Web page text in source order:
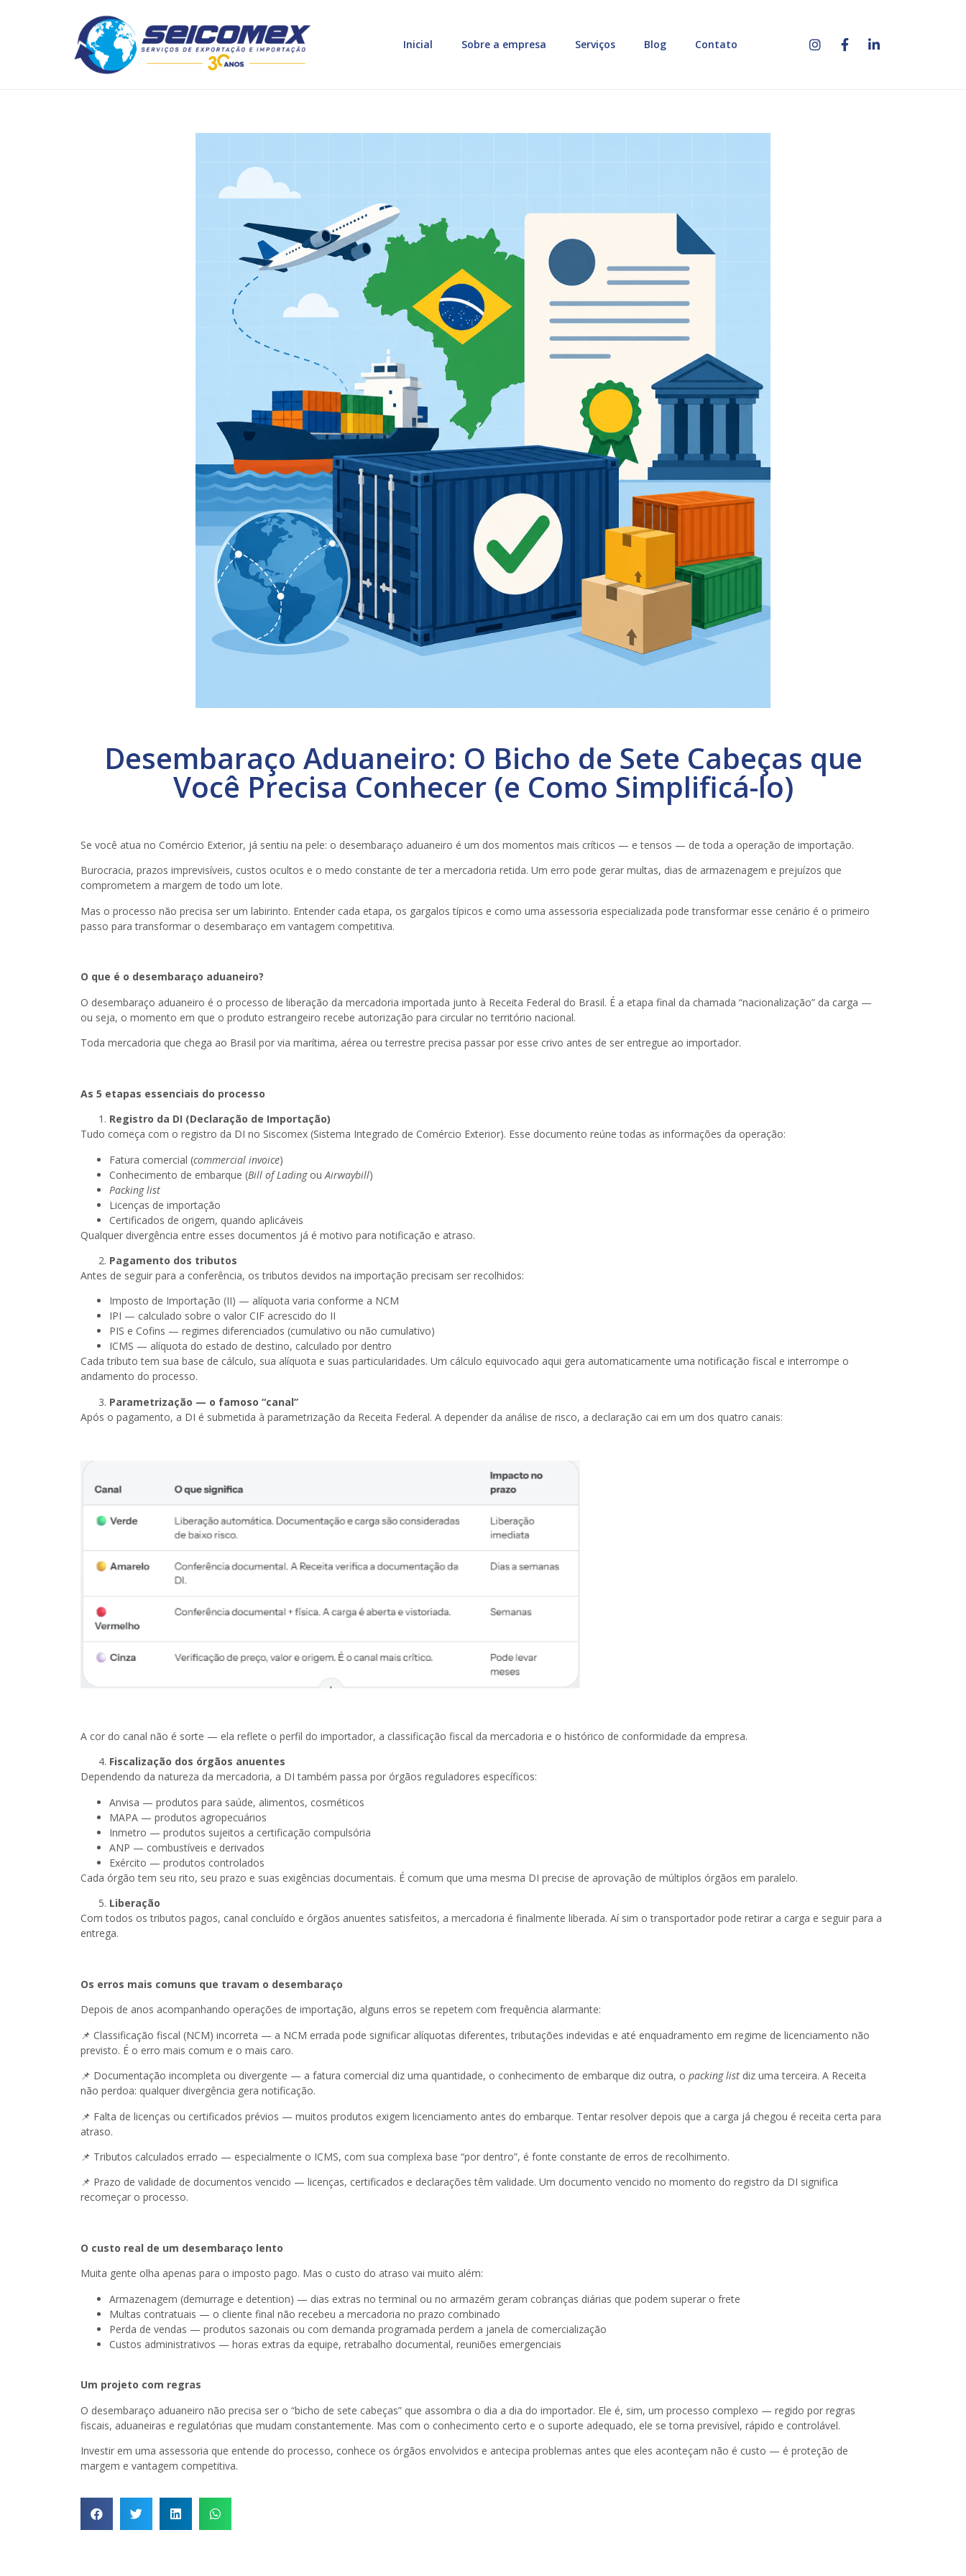
Inicial Sobre a empresa Serviços Blog Contato
Desembaraço Aduaneiro: O Bicho de Sete Cabeças que
Você Precisa Conhecer (e Como Simplificá-lo)
Se você atua no Comércio Exterior, já sentiu na pele: o desembaraço aduaneiro é um dos momentos mais críticos — e tensos — de toda a operação de importação.
Burocracia, prazos imprevisíveis, custos ocultos e o medo constante de ter a mercadoria retida. Um erro pode gerar multas, dias de armazenagem e prejuízos que
comprometem a margem de todo um lote.
Mas o processo não precisa ser um labirinto. Entender cada etapa, os gargalos típicos e como uma assessoria especializada pode transformar esse cenário é o primeiro
passo para transformar o desembaraço em vantagem competitiva.
O que é o desembaraço aduaneiro?
O desembaraço aduaneiro é o processo de liberação da mercadoria importada junto à Receita Federal do Brasil. É a etapa final da chamada “nacionalização” da carga —
ou seja, o momento em que o produto estrangeiro recebe autorização para circular no território nacional.
Toda mercadoria que chega ao Brasil por via marítima, aérea ou terrestre precisa passar por esse crivo antes de ser entregue ao importador.
As 5 etapas essenciais do processo
Registro da DI (Declaração de Importação)
Tudo começa com o registro da DI no Siscomex (Sistema Integrado de Comércio Exterior). Esse documento reúne todas as informações da operação:
Fatura comercial (commercial invoice)
Conhecimento de embarque (Bill of Ladingou Airwaybill)
Packing list
Licenças de importação
Certificados de origem, quando aplicáveis
Qualquer divergência entre esses documentos já é motivo para notificação e atraso.
Pagamento dos tributos
Antes de seguir para a conferência, os tributos devidos na importação precisam ser recolhidos:
Imposto de Importação (II) — alíquota varia conforme a NCM
IPI — calculado sobre o valor CIF acrescido do II
PIS e Cofins — regimes diferenciados (cumulativo ou não cumulativo)
ICMS — alíquota do estado de destino, calculado por dentro
Cada tributo tem sua base de cálculo, sua alíquota e suas particularidades. Um cálculo equivocado aqui gera automaticamente uma notificação fiscal e interrompe o
andamento do processo.
Parametrização — o famoso “canal”
Após o pagamento, a DI é submetida à parametrização da Receita Federal. A depender da análise de risco, a declaração cai em um dos quatro canais:
A cor do canal não é sorte — ela reflete o perfil do importador, a classificação fiscal da mercadoria e o histórico de conformidade da empresa.
Fiscalização dos órgãos anuentes
Dependendo da natureza da mercadoria, a DI também passa por órgãos reguladores específicos:
Anvisa — produtos para saúde, alimentos, cosméticos
MAPA — produtos agropecuários
Inmetro — produtos sujeitos a certificação compulsória
ANP — combustíveis e derivados
Exército — produtos controlados
Cada órgão tem seu rito, seu prazo e suas exigências documentais. É comum que uma mesma DI precise de aprovação de múltiplos órgãos em paralelo.
Liberação
Com todos os tributos pagos, canal concluído e órgãos anuentes satisfeitos, a mercadoria é finalmente liberada. Aí sim o transportador pode retirar a carga e seguir para a
entrega.
Os erros mais comuns que travam o desembaraço
Depois de anos acompanhando operações de importação, alguns erros se repetem com frequência alarmante:
📌 Classificação fiscal (NCM) incorreta — a NCM errada pode significar alíquotas diferentes, tributações indevidas e até enquadramento em regime de licenciamento não
previsto. É o erro mais comum e o mais caro.
📌 Documentação incompleta ou divergente — a fatura comercial diz uma quantidade, o conhecimento de embarque diz outra, o packing list diz uma terceira. A Receita
não perdoa: qualquer divergência gera notificação.
📌 Falta de licenças ou certificados prévios — muitos produtos exigem licenciamento antes do embarque. Tentar resolver depois que a carga já chegou é receita certa para
atraso.
📌 Tributos calculados errado — especialmente o ICMS, com sua complexa base “por dentro”, é fonte constante de erros de recolhimento.
📌 Prazo de validade de documentos vencido — licenças, certificados e declarações têm validade. Um documento vencido no momento do registro da DI significa
recomeçar o processo.
O custo real de um desembaraço lento
Muita gente olha apenas para o imposto pago. Mas o custo do atraso vai muito além:
Armazenagem (demurrage e detention) — dias extras no terminal ou no armazém geram cobranças diárias que podem superar o frete
Multas contratuais — o cliente final não recebeu a mercadoria no prazo combinado
Perda de vendas — produtos sazonais ou com demanda programada perdem a janela de comercialização
Custos administrativos — horas extras da equipe, retrabalho documental, reuniões emergenciais
Um projeto com regras
O desembaraço aduaneiro não precisa ser o “bicho de sete cabeças” que assombra o dia a dia do importador. Ele é, sim, um processo complexo — regido por regras
fiscais, aduaneiras e regulatórias que mudam constantemente. Mas com o conhecimento certo e o suporte adequado, ele se torna previsível, rápido e controlável.
Investir em uma assessoria que entende do processo, conhece os órgãos envolvidos e antecipa problemas antes que eles aconteçam não é custo — é proteção de
margem e vantagem competitiva.